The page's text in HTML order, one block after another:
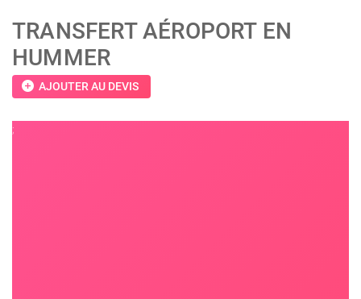
TRANSFERT AÉROPORT EN
HUMMER
add_circle AJOUTER AU DEVIS
;